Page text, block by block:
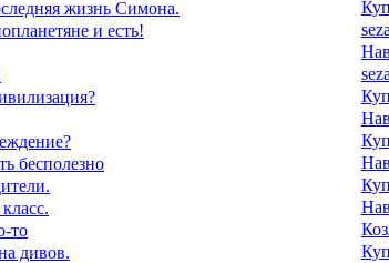
жизнь Симона.
и есть!
бесполезно
то
дивов.